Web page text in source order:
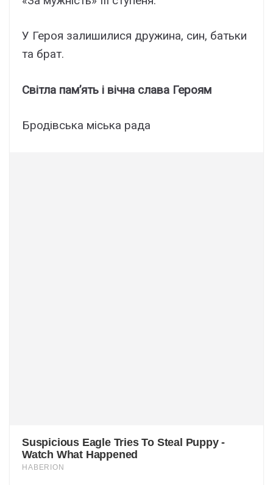
У Героя залишилися дружина, син, батьки
та брат.
Світла пам’ять і вічна слава Героям
Бродівська міська рада